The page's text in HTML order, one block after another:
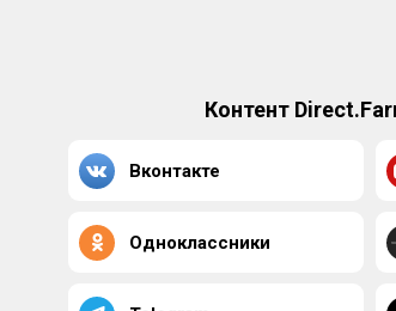
Контент
Вконтакте
Одноклассники